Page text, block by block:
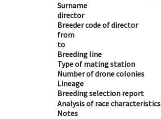
Surname
director
Breeder code of director
from
to
Breeding line
Type of mating station
Number of drone colonies
Lineage
Breeding selection report
Analysis of race characteristics
Notes